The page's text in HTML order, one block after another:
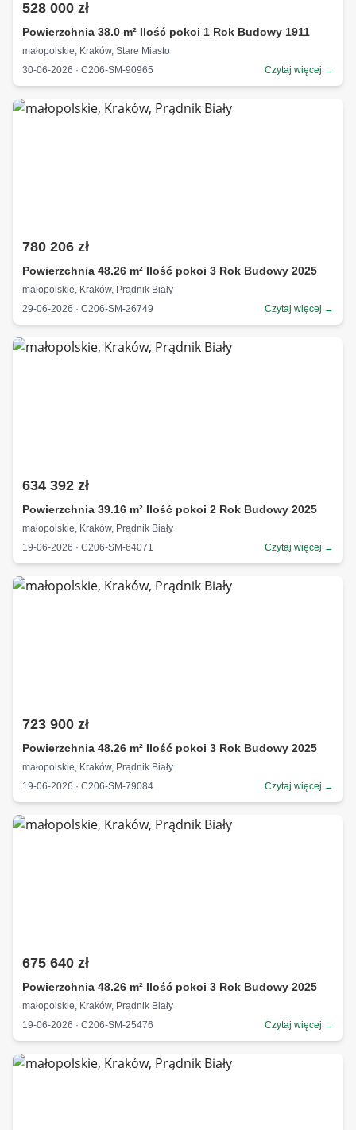
528 000 zł
Powierzchnia 38.0 m² Ilość pokoi 1 Rok Budowy 1911
małopolskie, Kraków, Stare Miasto
30-06-2026 · C206-SM-90965
Czytaj więcej →
780 206 zł
Powierzchnia 48.26 m² Ilość pokoi 3 Rok Budowy 2025
małopolskie, Kraków, Prądnik Biały
29-06-2026 · C206-SM-26749
Czytaj więcej →
634 392 zł
Powierzchnia 39.16 m² Ilość pokoi 2 Rok Budowy 2025
małopolskie, Kraków, Prądnik Biały
19-06-2026 · C206-SM-64071
Czytaj więcej →
723 900 zł
Powierzchnia 48.26 m² Ilość pokoi 3 Rok Budowy 2025
małopolskie, Kraków, Prądnik Biały
19-06-2026 · C206-SM-79084
Czytaj więcej →
675 640 zł
Powierzchnia 48.26 m² Ilość pokoi 3 Rok Budowy 2025
małopolskie, Kraków, Prądnik Biały
19-06-2026 · C206-SM-25476
Czytaj więcej →